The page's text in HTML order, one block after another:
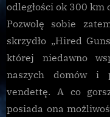
odległości ok 300
Pozwolę sobie
skrzydło „Hired
której niedawno
naszych domów i
vendettę. A co
posiada ona